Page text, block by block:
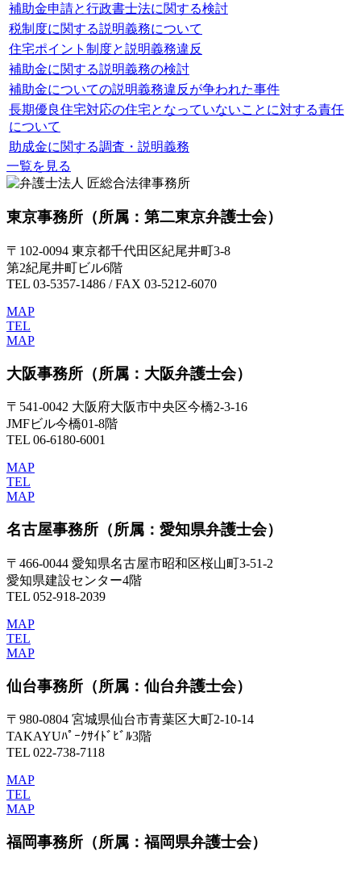
補助金申請と行政書士法に関する検討
税制度に関する説明義務について
住宅ポイント制度と説明義務違反
補助金に関する説明義務の検討
補助金についての説明義務違反が争われた事件
長期優良住宅対応の住宅となっていないことに対する責任
について
助成金に関する調査・説明義務
一覧を見る
東京事務所 （所属：第二東京弁護士会）
〒102-0094 東京都千代田区紀尾井町3-8
第2紀尾井町ビル6階
TEL 03-5357-1486 / FAX 03-5212-6070
MAP
TEL
MAP
大阪事務所 （所属：大阪弁護士会）
〒541-0042 大阪府大阪市中央区今橋2-3-16
JMFビル今橋01-8階
TEL 06-6180-6001
MAP
TEL
MAP
名古屋事務所 （所属：愛知県弁護士会）
〒466-0044 愛知県名古屋市昭和区桜山町3-51-2
愛知県建設センター4階
TEL 052-918-2039
MAP
TEL
MAP
仙台事務所 （所属：仙台弁護士会）
〒980-0804 宮城県仙台市青葉区大町2-10-14
TAKAYUﾊﾟｰｸｻｲﾄﾞﾋﾞﾙ3階
TEL 022-738-7118
MAP
TEL
MAP
福岡事務所 （所属：福岡県弁護士会）